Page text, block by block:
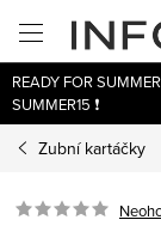
obsah
READY FOR
SUMMER15 ❗
Zubní kartáčky